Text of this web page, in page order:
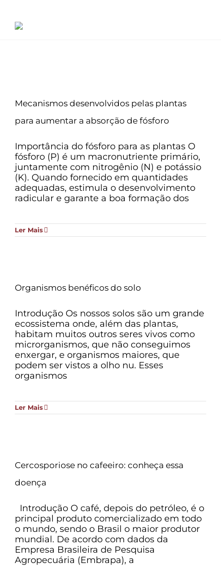
Projetos
Mecanismos desenvolvidos pelas plantas
para aumentar a absorção de fósforo
Importância do fósforo para as plantas O
fósforo (P) é um macronutriente primário,
juntamente com nitrogênio (N) e potássio
(K). Quando fornecido em quantidades
adequadas, estimula o desenvolvimento
radicular e garante a boa formação dos
Ler Mais
Organismos benéficos do solo
Introdução Os nossos solos são um grande
ecossistema onde, além das plantas,
habitam muitos outros seres vivos como
microrganismos, que não conseguimos
enxergar, e organismos maiores, que
podem ser vistos a olho nu. Esses
organismos
Ler Mais
Cercosporiose no cafeeiro: conheça essa
doença
Introdução O café, depois do petróleo, é o
principal produto comercializado em todo
o mundo, sendo o Brasil o maior produtor
mundial. De acordo com dados da
Empresa Brasileira de Pesquisa
Agropecuária (Embrapa), a